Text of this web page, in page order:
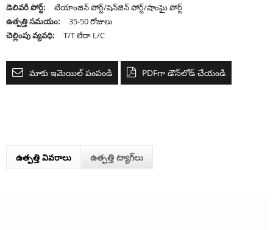
డెలివరీ పోర్ట్:
టియాంజిన్ పోర్ట్/షెన్‌జెన్ పోర్ట్/షాంఘై పోర్ట్
ఉత్పత్తి సమయం:
35-50 రోజులు
చెల్లింపు వ్యవధి:
T/T లేదా L/C
మాకు ఇమెయిల్ పంపండి PDFగా డౌన్‌లోడ్ చేయండి
ఉత్పత్తి వివరాలు ఉత్పత్తి ట్యాగ్‌లు